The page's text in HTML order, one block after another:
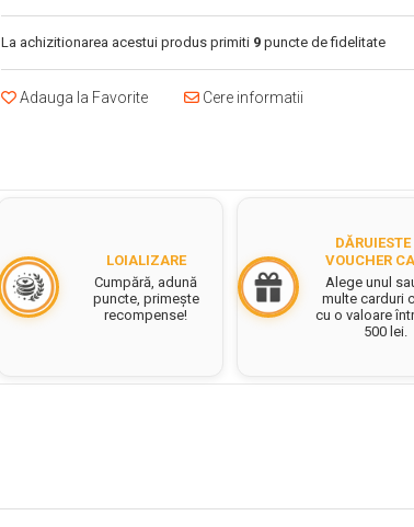
La achizitionarea acestui produs primiti 9 puncte de fidelitate
Adauga la Favorite Cere informatii
LOIALIZARE
Cumpără, adună
puncte, primește
recompense!
DĂRUIESTE
VOUCHER
Alege unul
multe carduri
cu o valoare
500 lei.